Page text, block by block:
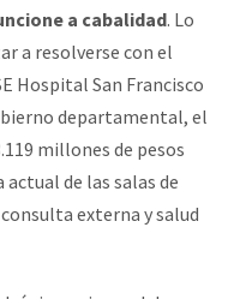
a cabalidad. Lo
a resolverse con el
Hospital San Francisco
departamental, el
millones de pesos
de las salas de
externa y salud